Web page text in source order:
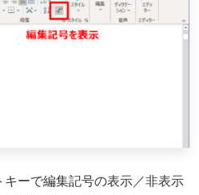
ーで編集記号の表示／非表示